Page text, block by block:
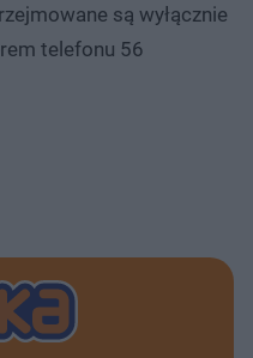
są wyłącznie
telefonu 56